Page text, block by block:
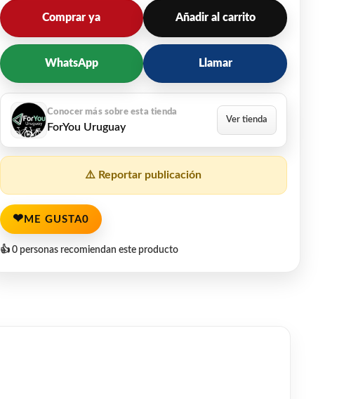
Comprar ya Añadir al carrito
WhatsApp Llamar
ForYou Uruguay
⚠️ Reportar publicación
❤ ME GUSTA0
👍 0 personas recomiendan este producto